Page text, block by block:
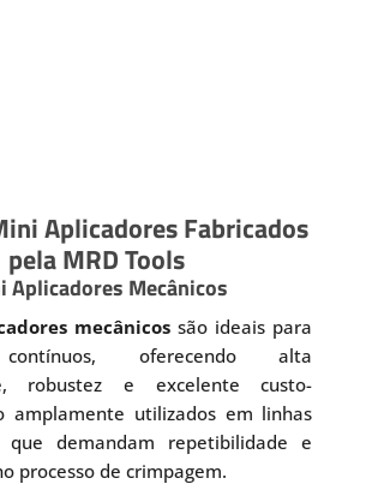
Aplicadores Fabricados
pela MRD Tools
Aplicadores Mecânicos
mecânicos são ideais para
contínuos, oferecendo alta
robustez e excelente custo-
amplamente utilizados em linhas
que demandam repetibilidade e
processo de crimpagem.